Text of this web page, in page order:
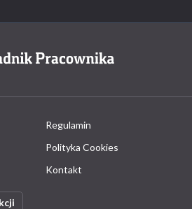
Regulamin
Polityka Cookies
Kontakt